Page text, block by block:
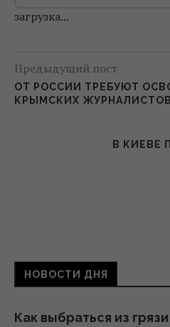
загрузка...
Предыдущий пост
ОТ РОССИИ ТРЕБУЮТ
КРЫМСКИХ ЖУРНАЛИСТОВ
В КИЕВЕ
НОВОСТИ ДНЯ
Как выбраться из